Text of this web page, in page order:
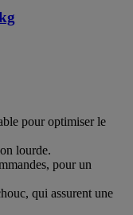
pour optimiser le
lourde.
pour un
qui assurent une